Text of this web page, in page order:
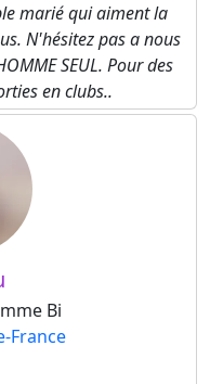
marié qui aiment la
N'hésitez pas a nous
SEUL. Pour des
en clubs..
Bi
France